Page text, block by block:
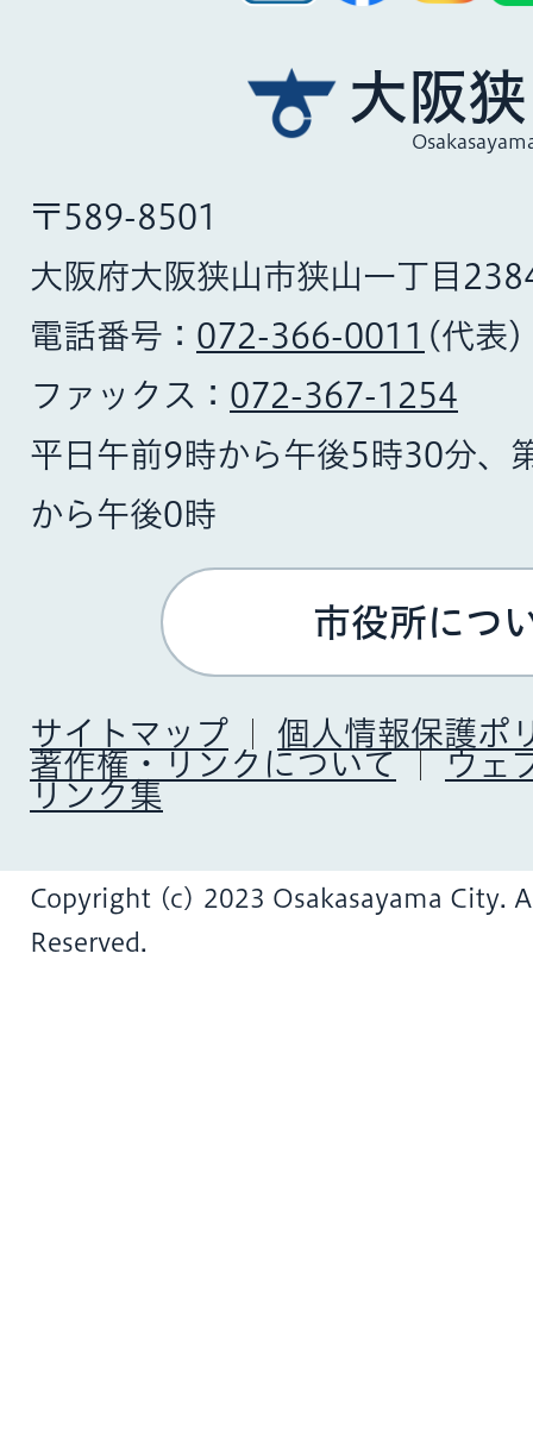
大阪
〒589-8501
大阪府大阪狭山市狭山一丁目
電話番号： 072-366-0011 (代表)
ファックス： 072-367-1254
平日午前9時から午後5時30分、
から午後0時
市役所につ
サイトマップ
個人情報保護ポ
著作権・リンクについて
ウェ
リンク集
Copyright (c) 2023 Osakasayama City.
Reserved.